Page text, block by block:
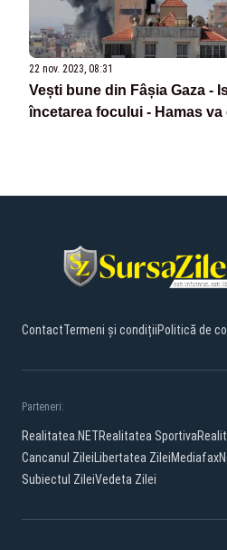
22 nov. 2023, 08:31
Vești bune din Fâșia Gaza -
încetarea focului - Hamas
ContactTermeni și condițiiPolitică de
Parteneri:
Realitatea.NETRealitatea Sportiva
Cancanul ZileiLibertatea ZileiMediafax
Subiectul ZileiVedeta Zilei